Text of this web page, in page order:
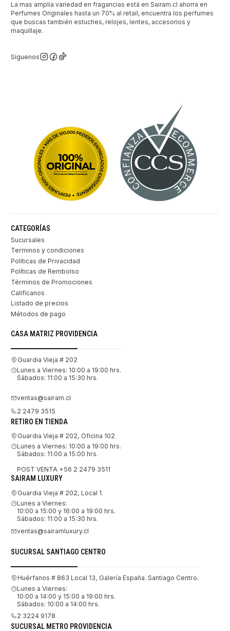
La mas amplia variedad en fragancias está en Sairam.cl ahorra en
Perfumes Originales hasta un 70% al retail, encuentra los perfumes
que buscas también estuches, relojes, lentes, accesorios y
maquillaje.
Síguenos
CATEGORÍAS
Sucursales
Terminos y condiciones
Políticas de Privacidad
Políticas de Rembolso
Términos de Promociones
Califícanos
Listado de precios
Métodos de pago
CASA MATRIZ PROVIDENCIA
Guardia Vieja # 202
Lunes a Viernes: 10:00 a 19:00 hrs.
Sábados: 11:00 a 15:30 hrs.
ventas@sairam.cl
2 2479 3515
RETIRO EN TIENDA
Guardia Vieja # 202, Oficina 102
Lunes a Viernes: 10:00 a 19:00 hrs.
Sábados: 11:00 a 15:00 hrs.
POST VENTA +56 2 2479 3511
SAIRAM LUXURY
Guardia Vieja # 202, Local 1.
Lunes a Viernes:
10:00 a 15:00 y 16:00 a 19:00 hrs.
Sábados: 11:00 a 15:30 hrs.
ventas@sairamluxury.cl
SUCURSAL SANTIAGO CENTRO
Huérfanos # 863 Local 13, Galería España. Santiago Centro.
Lunes a Viernes:
10:00 a 14:00 y 15:00 a 19:00 hrs.
Sábados: 10:00 a 14:00 hrs.
2 3224 9178
SUCURSAL METRO PROVIDENCIA